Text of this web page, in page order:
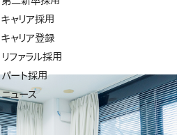
キャリア採用
キャリア登録
リファラル採用
パート採用
ニュース